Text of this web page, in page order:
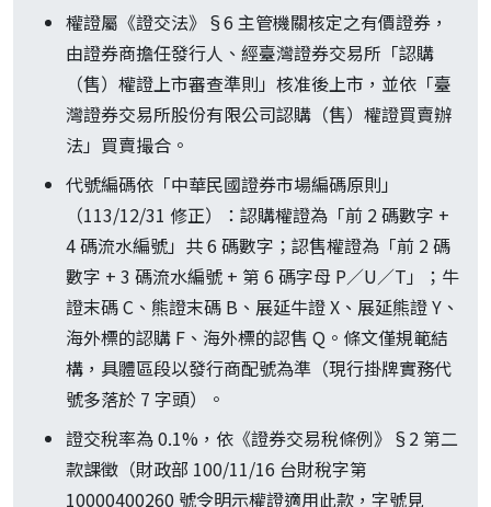
權證屬《證交法》§6 主管機關核定之有價證券，
由證券商擔任發行人、經臺灣證券交易所「認購
（售）權證上市審查準則」核准後上市，並依「臺
灣證券交易所股份有限公司認購（售）權證買賣辦
法」買賣撮合。
代號編碼依「中華民國證券市場編碼原則」
（113/12/31 修正）：認購權證為「前 2 碼數字 +
4 碼流水編號」共 6 碼數字；認售權證為「前 2 碼
數字 + 3 碼流水編號 + 第 6 碼字母 P／U／T」；牛
證末碼 C、熊證末碼 B、展延牛證 X、展延熊證 Y、
海外標的認購 F、海外標的認售 Q。條文僅規範結
構，具體區段以發行商配號為準（現行掛牌實務代
號多落於 7 字頭）。
證交稅率為 0.1%，依《證券交易稅條例》§2 第二
款課徵（財政部 100/11/16 台財稅字第
10000400260 號令明示權證適用此款，字號見